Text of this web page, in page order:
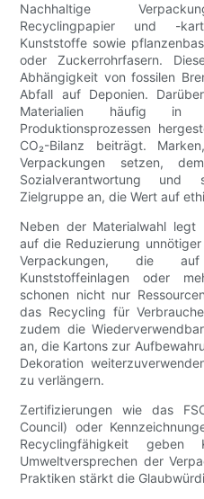
Nachhaltige
Recyclingpapier und -
Kunststoffe sowie
oder Zuckerrohrfasern.
Abhängigkeit von fossilen
Abfall auf Deponien.
Materialien häufig in
Produktionsprozessen
CO₂-Bilanz beiträgt.
Verpackungen setzen,
Sozialverantwortung und
Zielgruppe an, die Wert auf
Neben der Materialwahl legt
auf die Reduzierung
Verpackungen, die
Kunststoffeinlagen oder
schonen nicht nur
das Recycling für
zudem die
an, die Kartons zur
Dekoration
zu verlängern.
Zertifizierungen wie das
Council) oder
Recyclingfähigkeit
Umweltversprechen der
Praktiken stärkt die